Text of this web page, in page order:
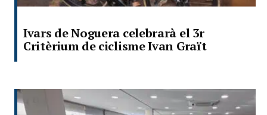
Ivars de Noguera celebrarà el 3r
Critèrium de ciclisme Ivan Graït